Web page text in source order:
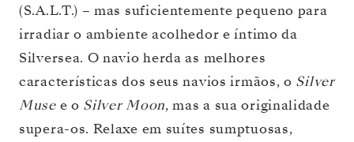
(S.A.L.T.) – mas suficientemente pequeno para
irradiar o ambiente acolhedor e íntimo da
Silversea. O navio herda as melhores
características dos seus navios irmãos, o Silver
Musee o Silver Moon, mas a sua originalidade
supera-os. Relaxe em suítes sumptuosas,